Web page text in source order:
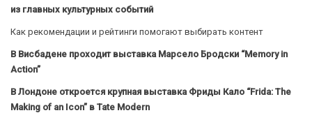
из главных культурных событий
Как рекомендации и рейтинги помогают выбирать контент
В Висбадене проходит выставка Марсело Бродски “Memory in
Action”
В Лондоне откроется крупная выставка Фриды Кало “Frida: The
Making of an Icon” в Tate Modern